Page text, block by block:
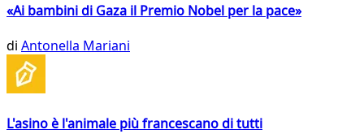
«Ai bambini di Gaza il Premio Nobel per la pace»
di Antonella Mariani
L'asino è l'animale più francescano di tutti